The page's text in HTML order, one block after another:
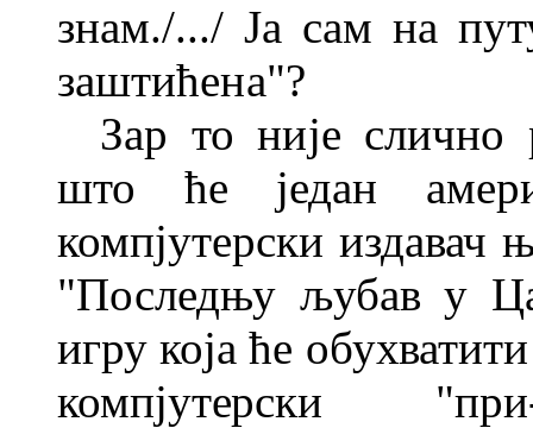
знам./.../ Ја сам на
заштићена"?
Зар то није слично
што ће један
компјутерски издавач
"Последњу љубав у
игру која ће
компјутерски